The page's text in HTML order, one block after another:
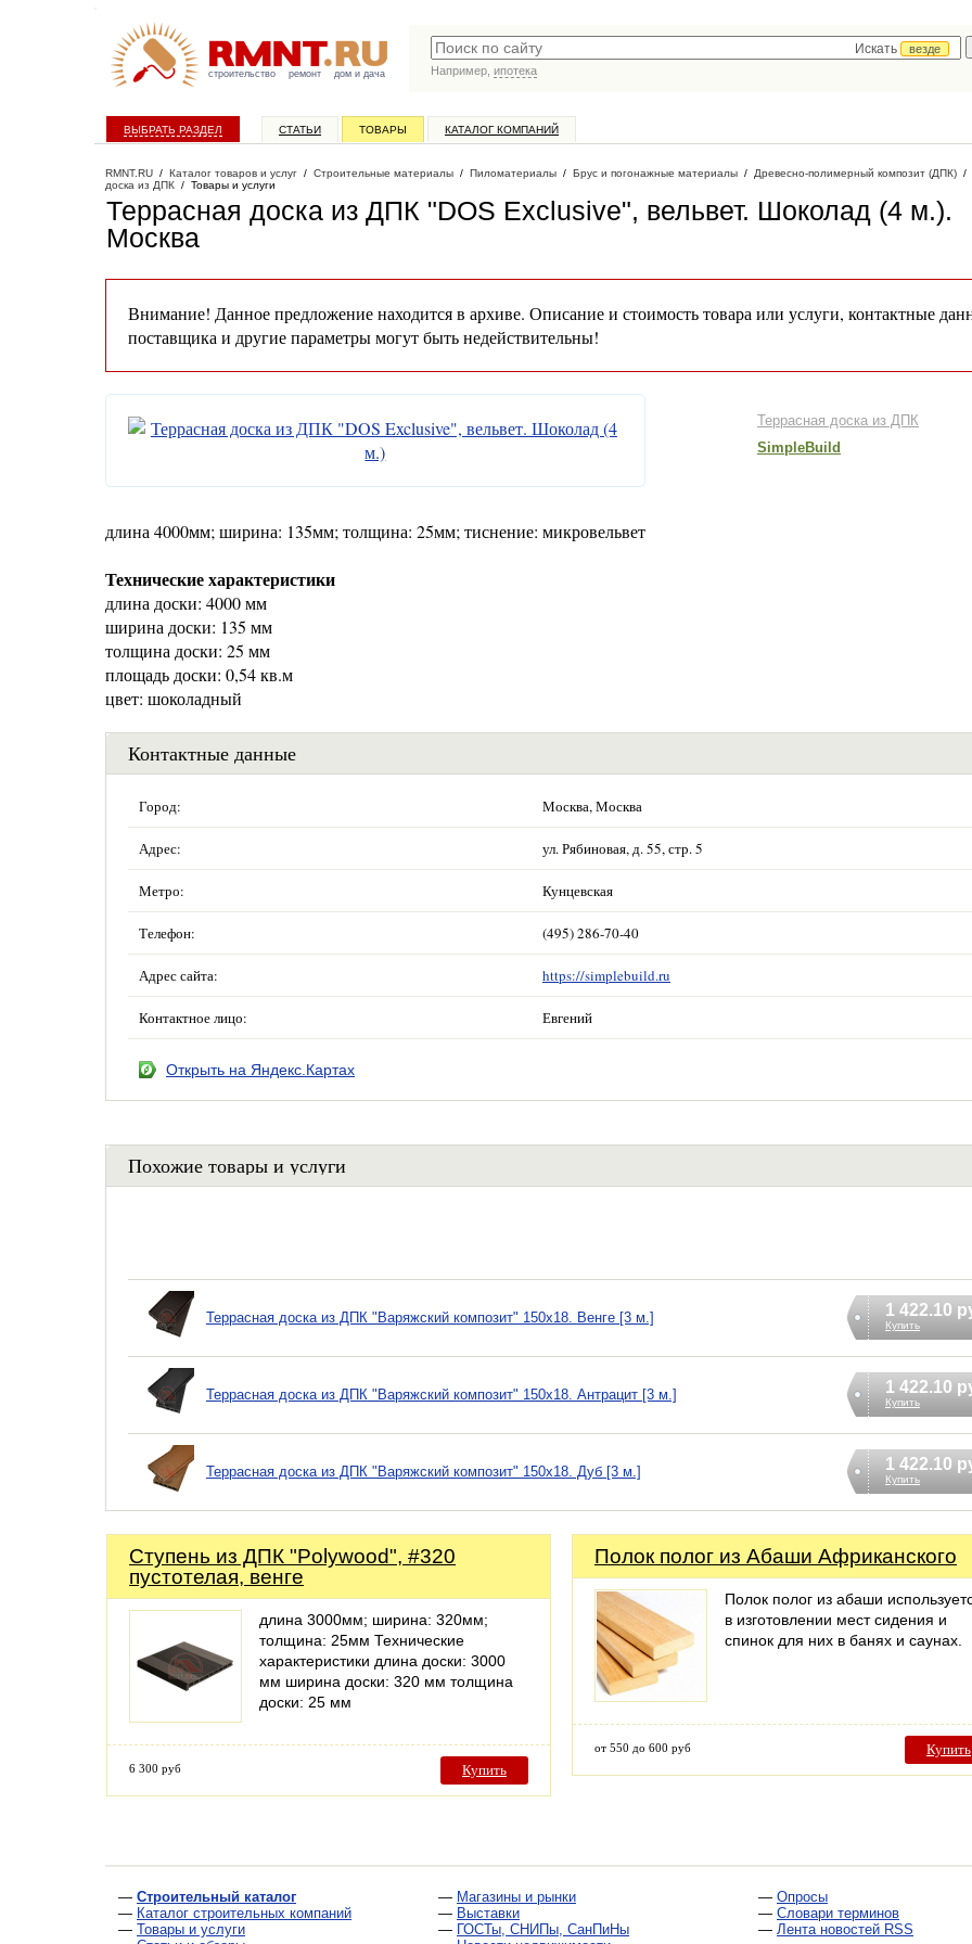
строительство ремонт дом и дача
Искать
везде
Например, ипотека
ВЫБРАТЬ РАЗДЕЛ СТАТЬИ ТОВАРЫ КАТАЛОГ КОМПАНИЙ
RMNT.RU / Каталог товаров и услуг / Строительные материалы / Пиломатериалы / Брус и погонажные материалы / Древесно-полимерный композит (ДПК) /
доска из ДПК / Товары и услуги
Террасная доска из ДПК "DOS Exclusive", вельвет. Шоколад (4 м.).
Москва
Внимание! Данное предложение находится в архиве. Описание и стоимость товара или услуги, контактные
поставщика и другие параметры могут быть недействительны!
Террасная доска из ДПК
SimpleBuild
длина 4000мм; ширина: 135мм; толщина: 25мм; тиснение: микровельвет
Технические характеристики
длина доски: 4000 мм
ширина доски: 135 мм
толщина доски: 25 мм
площадь доски: 0,54 кв.м
цвет: шоколадный
Контактные данные
Город: Москва, Москва
Адрес: ул. Рябиновая, д. 55, стр. 5
Метро: Кунцевская
Телефон: (495) 286-70-40
Адрес сайта: https://simplebuild.ru
Контактное лицо: Евгений
Открыть на Яндекс.Картах
Похожие товары и услуги
Террасная доска из ДПК "Варяжский композит" 150х18. Венге [3 м.] 1 422.10
Купить
Террасная доска из ДПК "Варяжский композит" 150х18. Антрацит [3 м.] 1 422.10
Купить
Террасная доска из ДПК "Варяжский композит" 150х18. Дуб [3 м.] 1 422.10
Купить
Ступень из ДПК "Polywood", #320
пустотелая, венге
длина 3000мм; ширина: 320мм;
толщина: 25мм Технические
характеристики длина доски: 3000
мм ширина доски: 320 мм толщина
доски: 25 мм
6 300 руб Купить
Полок полог из Абаши Африканского
Полок полог из абаши
в изготовлении мест сидения и
спинок для них в банях и саунах.
от 550 до 600 руб Купить
— Строительный каталог
— Каталог строительных компаний
— Товары и услуги
— Магазины и рынки
— Выставки
— ГОСТы, СНИПы, СанПиНы
— Опросы
— Словари терминов
— Лента новостей RSS